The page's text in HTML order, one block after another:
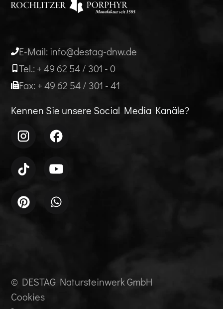
E-Mail: info@destag-dnw.de
Tel.: + 49 62 54 / 301 - 0
Fax: + 49 62 54 / 301 - 41
Kennen Sie unsere Social Media Kanäle?
© DESTAG Natursteinwerk GmbH
Cookies